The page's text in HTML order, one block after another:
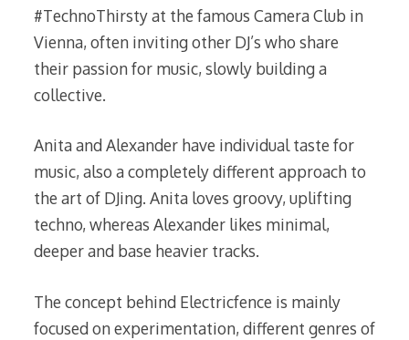
#TechnoThirsty at the famous Camera Club in
Vienna, often inviting other DJ’s who share
their passion for music, slowly building a
collective.
Anita and Alexander have individual taste for
music, also a completely different approach to
the art of DJing. Anita loves groovy, uplifting
techno, whereas Alexander likes minimal,
deeper and base heavier tracks.
The concept behind Electricfence is mainly
focused on experimentation, different genres of